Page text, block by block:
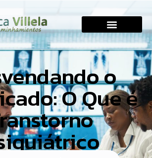
o
O Que é